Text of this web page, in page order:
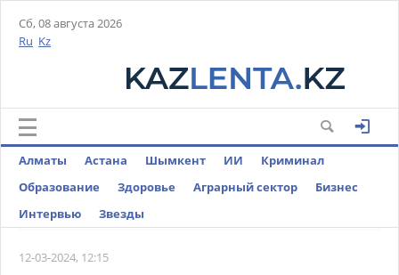
Сб, 08 августа 2026
Ru Kz
Алматы Астана Шымкент ИИ
Криминал
Образование
Здоровье Аграрный сектор
Бизнес
Интервью
Звезды
12-03-2024, 12:15